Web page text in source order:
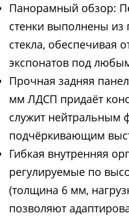
Панорамный обзор:
стенки выполнены
стекла, обеспечивая
экспонатов под
Прочная задняя
мм ЛДСП придаёт
служит нейтральным
подчёркивающим
Гибкая внутренняя
регулируемые по
(толщина 6 мм,
позволяют